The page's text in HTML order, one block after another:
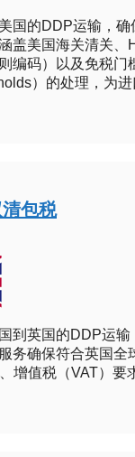
国的DDP运输，确
盖美国海关清关
编码）以及免税门
）的处理，为
包税
到英国的DDP运输
务确保符合英国全
增值税（VAT）要